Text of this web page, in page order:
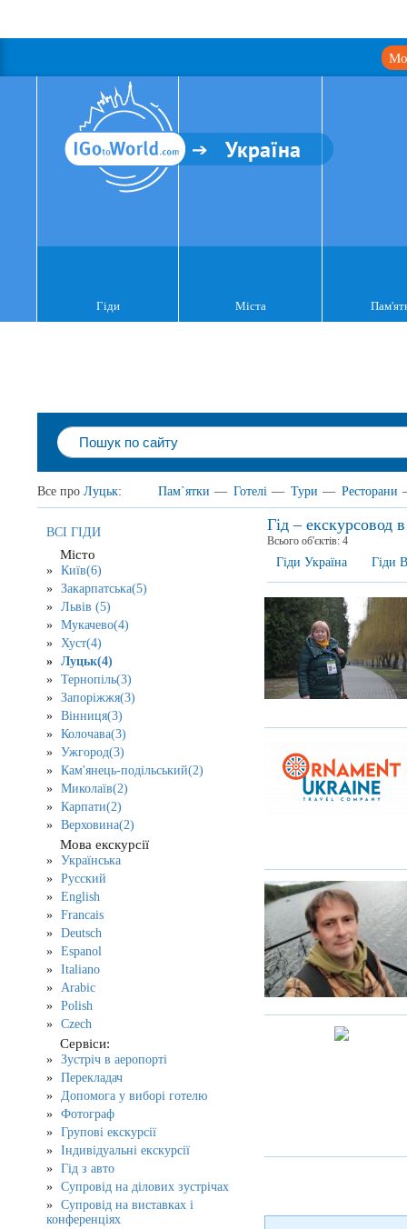
Україна
Гіди Міста
Все про Луцьк: Пам`ятки — Готелі — Тури — Ресторани
ВСІ ГІДИ
Місто
Київ(6)
Закарпатська(5)
Львів (5)
Мукачево(4)
Хуст(4)
Луцьк(4)
Тернопіль(3)
Запоріжжя(3)
Вінниця(3)
Колочава(3)
Ужгород(3)
Кам'янець-подільський(2)
Миколаїв(2)
Карпати(2)
Верховина(2)
Мова екскурсії
Українська
Русский
English
Francais
Deutsch
Espanol
Italiano
Arabic
Polish
Czech
Сервіси:
Зустріч в аеропорті
Перекладач
Допомога у виборі готелю
Фотограф
Групові екскурсії
Індивідуальні екскурсії
Гід з авто
Супровід на ділових зустрічах
Супровід на виставках і
конференціях
Гід – екскурсовод
Всього об'єктів: 4
Гіди Україна Гіди